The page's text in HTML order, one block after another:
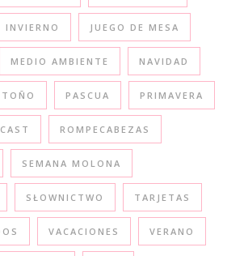
INVIERNO JUEGO DE MESA
MEDIO AMBIENTE NAVIDAD
PASCUA PRIMAVERA
ROMPECABEZAS
SEMANA MOLONA
SŁOWNICTWO TARJETAS
VACACIONES VERANO